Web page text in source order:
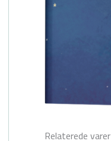
Relaterede varer